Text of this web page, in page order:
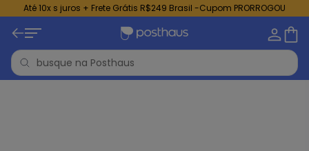
Até 10x s juros + Frete Grátis R$249 Brasil -Cupom PRORROGOU